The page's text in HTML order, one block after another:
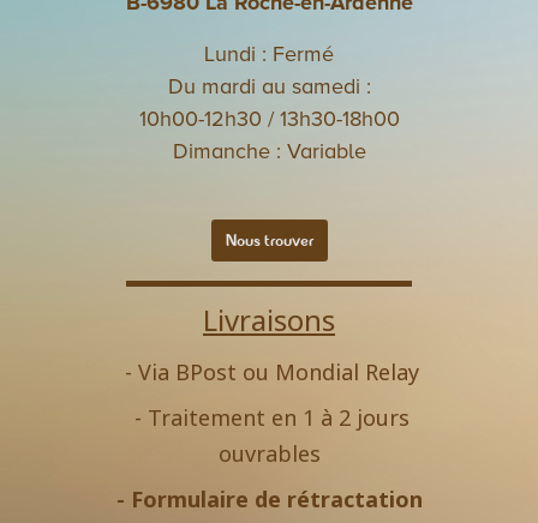
Lundi : Fermé
Du mardi au samedi :
10h00-12h30 / 13h30-18h00
Dimanche : Variable
Nous trouver
Livraisons
- Via BPost ou Mondial Relay
- Traitement en 1 à 2 jours
ouvrables
- Formulaire de rétractation